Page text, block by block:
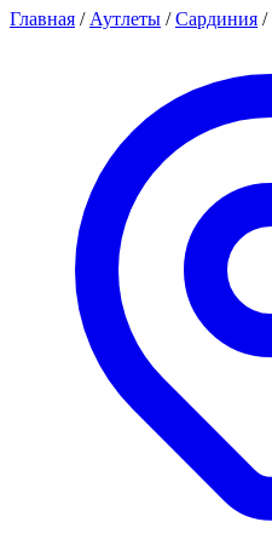
Главная / Аутлеты / Сардиния /